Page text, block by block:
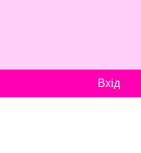
Вхід